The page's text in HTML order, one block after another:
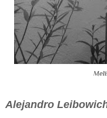
Alejandro